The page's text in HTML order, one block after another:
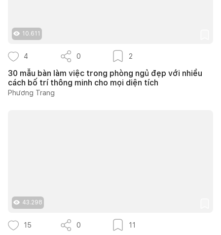
10.611
4 0 2
30 mẫu bàn làm việc trong phòng ngủ đẹp với nhiều
cách bố trí thông minh cho mọi diện tích
Phương Trang
43.298
15 0 11